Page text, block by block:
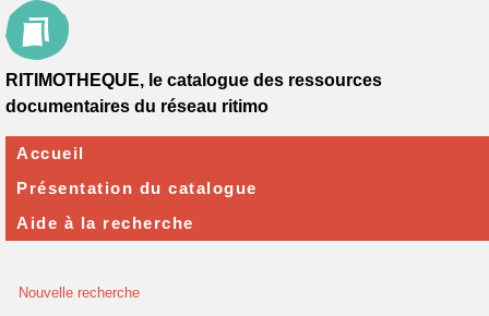
Nouvelle recherche
RITIMOTHEQUE, le catalogue des ressources
documentaires du réseau ritimo
Accueil
Présentation du catalogue
Aide à la recherche